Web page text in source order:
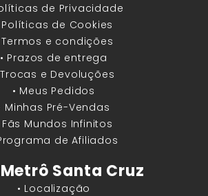
de Privacidade
Políticas de Cookies
Termos e condições
• Prazos de entrega
Trocas e Devoluções
• Meus Pedidos
Minhas Pré-Vendas
Fãs Mundos Infinitos
de Afiliados
Santa Cruz
• Localização